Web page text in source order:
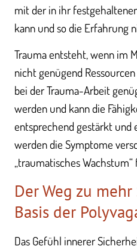
mit der in ihr
kann und so die Erfahrung
Trauma entsteht, wenn im
nicht genügend
bei der Trauma-Arbeit
werden und kann die
entsprechend gestärkt und
werden die Symptome
„traumatisches Wachstum“
Der Weg zu
Basis der
Das Gefühl innerer